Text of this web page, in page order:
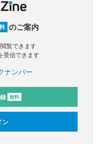
のご案内
覧できます
受信できます
ナンバー
無料
ン